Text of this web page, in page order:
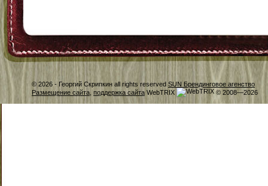
© 2026 - Георгий Скрипкин all rights reserved SUN Брендинговое агенство
Размещение сайта, поддержка сайта WebTRIX © 2008—2026